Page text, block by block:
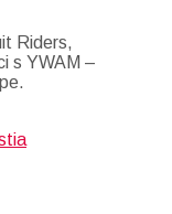
Riders,
s YWAM –